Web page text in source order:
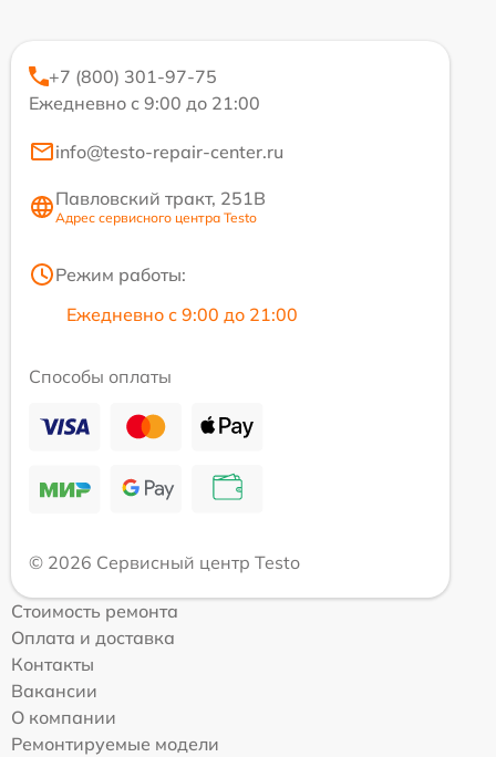
+7 (800) 301-97-75
Ежедневно с 9:00 до 21:00
info@testo-repair-center.ru
Павловский тракт, 251В
Адрес сервисного центра Testo
Режим работы:
Ежедневно с 9:00 до 21:00
Способы оплаты
© 2026 Сервисный центр Testo
Стоимость ремонта
Оплата и доставка
Контакты
Вакансии
О компании
Ремонтируемые модели